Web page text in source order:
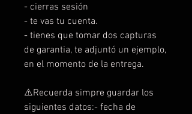
- cierras sesión
- te vas tu cuenta.
- tienes que tomar dos capturas
de garantia, te adjuntó un ejemplo,
en el momento de la entrega.
⚠️Recuerda simpre guardar los
siguientes datos:- fecha de